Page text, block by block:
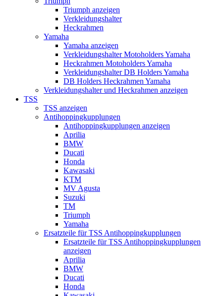
Triumph anzeigen
Verkleidungshalter
Heckrahmen
Yamaha
Yamaha anzeigen
Verkleidungshalter Motoholders Yamaha
Heckrahmen Motoholders Yamaha
Verkleidungshalter DB Holders Yamaha
DB Holders Heckrahmen Yamaha
Verkleidungshalter und Heckrahmen anzeigen
TSS
TSS anzeigen
Antihoppingkupplungen
Antihoppingkupplungen anzeigen
Aprilia
BMW
Ducati
Honda
Kawasaki
KTM
MV Agusta
Suzuki
TM
Triumph
Yamaha
Ersatzteile für TSS Antihoppingkupplungen
Ersatzteile für TSS Antihoppingkupplungen
anzeigen
Aprilia
BMW
Ducati
Honda